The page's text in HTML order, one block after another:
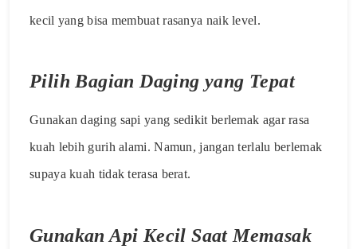
kecil yang bisa membuat rasanya naik level.
Pilih Bagian Daging yang Tepat
Gunakan daging sapi yang sedikit berlemak agar rasa
kuah lebih gurih alami. Namun, jangan terlalu berlemak
supaya kuah tidak terasa berat.
Gunakan Api Kecil Saat Memasak